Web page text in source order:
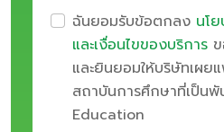
ฉันยอมรับข้อตกลง นโ
และเงื่อนไขของบริการ
และยินยอมให้บริษัทเผ
สถาบันการศึกษาที่เป็น
Education